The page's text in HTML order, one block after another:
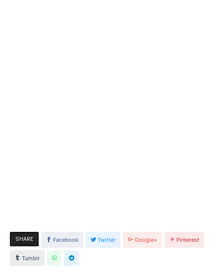
SHARE Facebook Twitter Google+ Pinterest
Tumblr